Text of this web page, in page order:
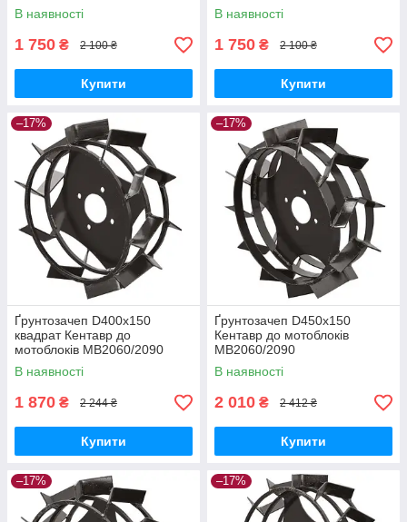
В наявності
1 750 ₴ 2 100 ₴
Купити
В наявності
1 750 ₴ 2 100 ₴
Купити
–17%
Ґрунтозачеп D400x150
квадрат Кентавр до
мотоблоків МВ2060/2090
В наявності
1 870 ₴ 2 244 ₴
Купити
–17%
Ґрунтозачеп D450x150
Кентавр до мотоблоків
МВ2060/2090
В наявності
2 010 ₴ 2 412 ₴
Купити
–17% –17%